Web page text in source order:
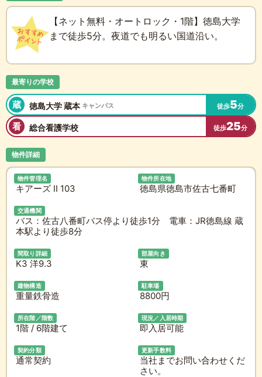
【ネット無料・オートロック・1階】徳島大学
まで徒歩5分。夜道でも明るい国道沿い。
最寄りの学校
蔵 徳島大学 蔵本 キャンパス 徒歩5分
看 総合看護学校 徒歩25分
物件詳細
物件管理名
キアーズ II 103
物件所在地
徳島県徳島市佐古七番町
交通機関
バス：佐古八番町バス停より徒歩1分 電車：JR徳島線 蔵
本駅より徒歩8分
間取り詳細
K3 洋9.3
部屋向き
東
建物構造
重量鉄骨造
駐車場
8800円
所在階／階数
1階 / 6階建て
現況／入居時期
即入居可能
契約分類
通常契約
更新手数料
当社までお問い合わせくだ
さい。